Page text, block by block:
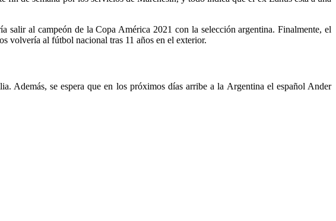
salir al campeón de la Copa América 2021 con la selección argentina. Finalmente, el
volvería al fútbol nacional tras 11 años en el exterior.
Además, se espera que en los próximos días arribe a la Argentina el español Ander